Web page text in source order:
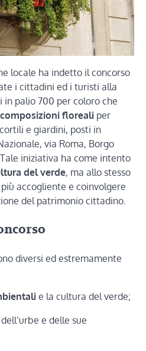
locale ha indetto il concorso
i cittadini ed i turisti alla
in palio 700 per coloro che
floreali per
e giardini, posti in
via Roma, Borgo
iniziativa ha come intento
del verde, ma allo stesso
accogliente e coinvolgere
del patrimonio cittadino.
diversi ed estremamente
e la cultura del verde;
e delle sue